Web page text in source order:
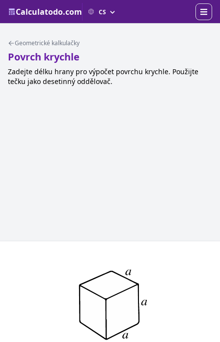
Calculatodo.com
Geometrické kalkulačky
Povrch krychle
Zadejte délku hrany pro výpočet povrchu krychle. Použijte
tečku jako desetinný oddělovač.